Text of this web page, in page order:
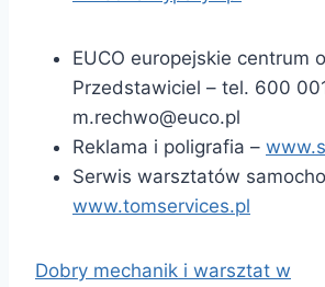
EUCO europejskie centrum
Przedstawiciel – tel. 600
m.rechwo@euco.pl
Reklama i poligrafia –
Serwis warsztatów
www.tomservices.pl
Dobry mechanik i warsztat w